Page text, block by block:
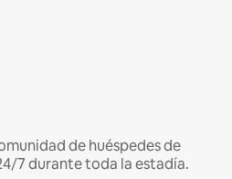
de huéspedes de
7 durante toda la estadía.